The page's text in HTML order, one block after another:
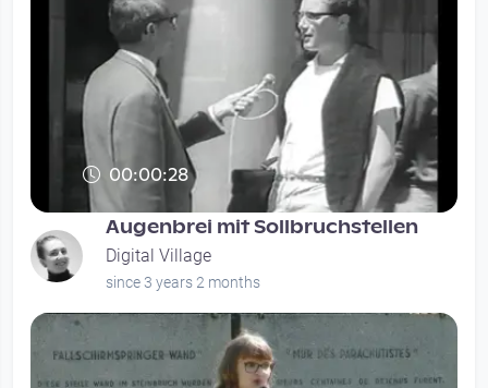
00:00:28
Augenbrei mit Sollbruchstellen
Digital Village
since 3 years 2 months